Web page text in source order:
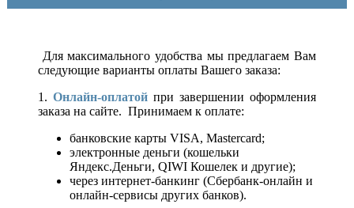
Для максимального удобства мы предлагаем Вам
следующие варианты оплаты Вашего заказа:
1. Онлайн-оплатой при завершении оформления
заказа на сайте. Принимаем к оплате:
банковские карты VISA, Mastercard;
электронные деньги (кошельки
Яндекс.Деньги, QIWI Кошелек и другие);
через интернет-банкинг (Сбербанк-онлайн и
онлайн-сервисы других банков).